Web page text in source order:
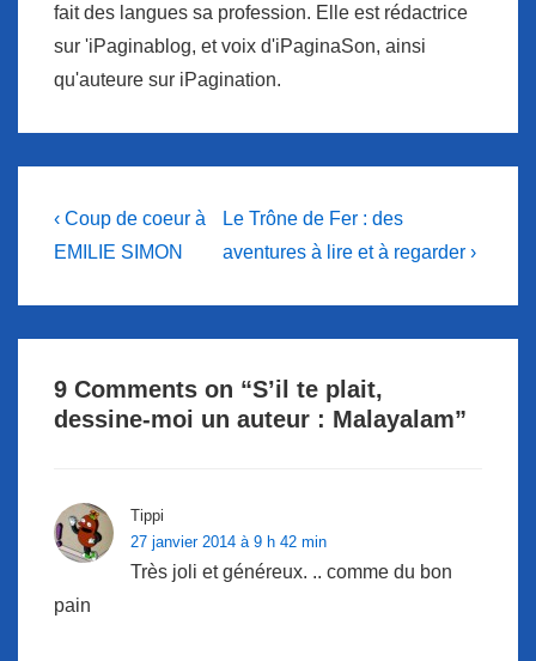
fait des langues sa profession. Elle est rédactrice
sur 'iPaginablog, et voix d'iPaginaSon, ainsi
qu'auteure sur iPagination.
Navigation
de
l’article
Previous
Post
‹ Coup de coeur à
EMILIE SIMON
Next
Post
Le Trône de Fer : des
aventures à lire et à regarder ›
9 Comments on “S’il te plait,
dessine-moi un auteur : Malayalam”
Tippi
27 janvier 2014 à 9 h 42 min
Très joli et généreux. .. comme du bon
pain